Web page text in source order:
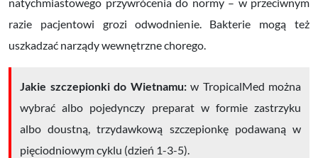
razie pacjentowi grozi odwodnienie. Bakterie mogą też
uszkadzać narządy wewnętrzne chorego.
Jakie szczepionki do Wietnamu: w TropicalMed można
wybrać albo pojedynczy preparat w formie zastrzyku
albo doustną, trzydawkową szczepionkę podawaną w
pięciodniowym cyklu (dzień 1-3-5).